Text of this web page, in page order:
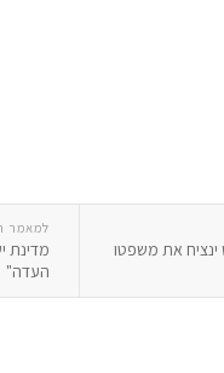
למאמר
מדינת
העדה"